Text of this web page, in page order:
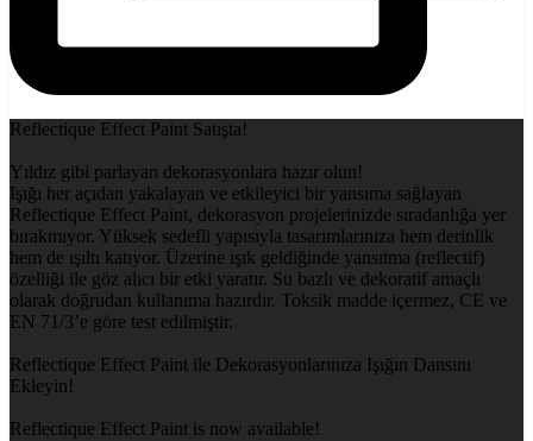
Reflectique Effect Paint Satışta!
Yıldız gibi parlayan dekorasyonlara hazır olun!
Işığı her açıdan yakalayan ve etkileyici bir yansıma sağlayan
Reflectique Effect Paint, dekorasyon projelerinizde sıradanlığa yer
bırakmıyor. Yüksek sedefli yapısıyla tasarımlarınıza hem derinlik
hem de ışıltı katıyor. Üzerine ışık geldiğinde yansıtma (reflectif)
özelliği ile göz alıcı bir etki yaratır. Su bazlı ve dekoratif amaçlı
olarak doğrudan kullanıma hazırdır. Toksik madde içermez, CE ve
EN 71/3’e göre test edilmiştir.
Reflectique Effect Paint ile Dekorasyonlarınıza Işığın Dansını
Ekleyin!
Reflectique Effect Paint is now available!